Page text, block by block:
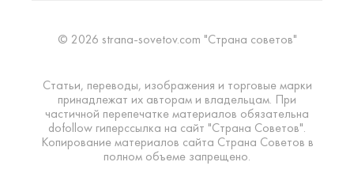
© 2026 strana-sovetov.com "Страна советов"
Статьи, переводы, изображения и торговые марки
принадлежат их авторам и владельцам. При
частичной перепечатке материалов обязательна
dofollow гиперссылка на сайт "Страна Советов".
Копирование материалов сайта Страна Советов в
полном объеме запрещено.